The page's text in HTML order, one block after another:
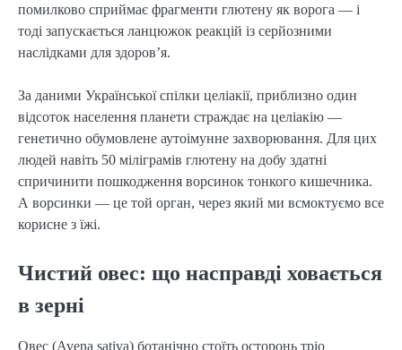
помилково сприймає фрагменти глютену як ворога — і
тоді запускається ланцюжок реакцій із серйозними
наслідками для здоров’я.
За даними Української спілки целіакії, приблизно один
відсоток населення планети страждає на целіакію —
генетично обумовлене аутоімунне захворювання. Для цих
людей навіть 50 міліграмів глютену на добу здатні
спричинити пошкодження ворсинок тонкого кишечника.
А ворсинки — це той орган, через який ми всмоктуємо все
корисне з їжі.
Чистий овес: що насправді ховається
в зерні
Овес (Avena sativa) ботанічно стоїть осторонь тріо